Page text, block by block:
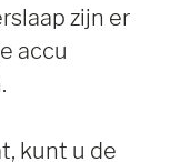
zijn er
accu
kunt u de